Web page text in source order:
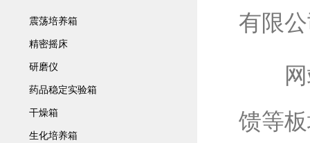
震荡培养箱
精密摇床
研磨仪
药品稳定实验箱
干燥箱
生化培养箱
有限
网站
馈等